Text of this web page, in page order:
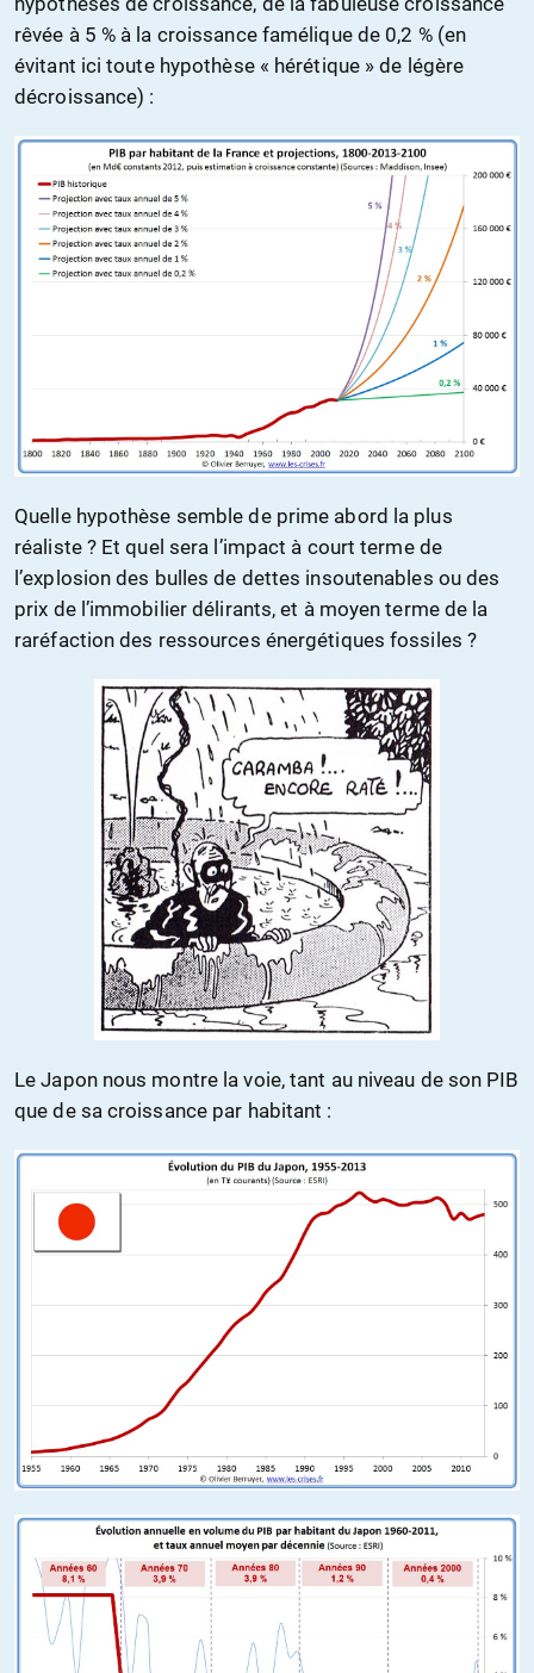
rêvée à 5 % à la croissance famélique de 0,2 % (en
évitant ici toute hypothèse « hérétique » de légère
décroissance) :
Quelle hypothèse semble de prime abord la plus
réaliste ? Et quel sera l’impact à court terme de
l’explosion des bulles de dettes insoutenables ou des
prix de l’immobilier délirants, et à moyen terme de la
raréfaction des ressources énergétiques fossiles ?
Le Japon nous montre la voie, tant au niveau de son PIB
que de sa croissance par habitant :